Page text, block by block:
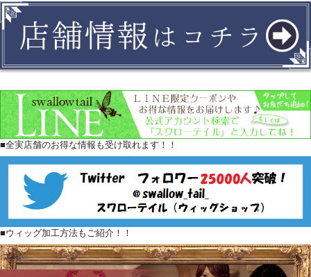
■全実店舗のお得な情報も受け取れます！！
■ウィッグ加工方法もご紹介！！